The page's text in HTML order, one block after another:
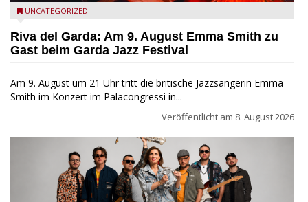
Riva del Garda - Emma Smith zu Gast beim Garda Jazz
UNCATEGORIZED
Riva del Garda: Am 9. August Emma Smith zu
Gast beim Garda Jazz Festival
Am 9. August um 21 Uhr tritt die britische Jazzsängerin Emma
Smith im Konzert im Palacongressi in...
Veröffentlicht am 8. August 2026